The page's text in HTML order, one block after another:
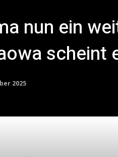
nun ein
scheint
2025